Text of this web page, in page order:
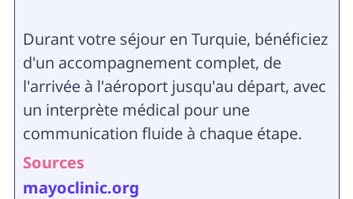
Durant votre séjour en Turquie, bénéficiez
d'un accompagnement complet, de
l'arrivée à l'aéroport jusqu'au départ, avec
un interprète médical pour une
communication fluide à chaque étape.
Sources
mayoclinic.org